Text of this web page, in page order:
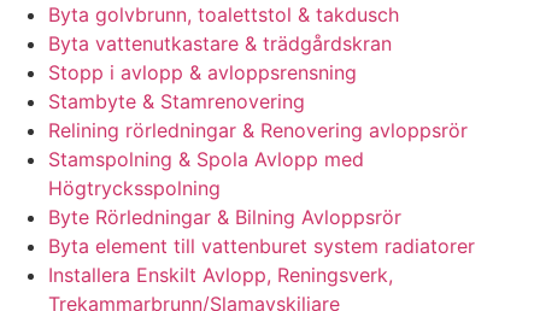
Byta golvbrunn, toalettstol & takdusch
Byta vattenutkastare & trädgårdskran
Stopp i avlopp & avloppsrensning
Stambyte & Stamrenovering
Relining rörledningar & Renovering avloppsrör
Stamspolning & Spola Avlopp med
Högtrycksspolning
Byte Rörledningar & Bilning Avloppsrör
Byta element till vattenburet system radiatorer
Installera Enskilt Avlopp, Reningsverk,
Trekammarbrunn/Slamavskiljare